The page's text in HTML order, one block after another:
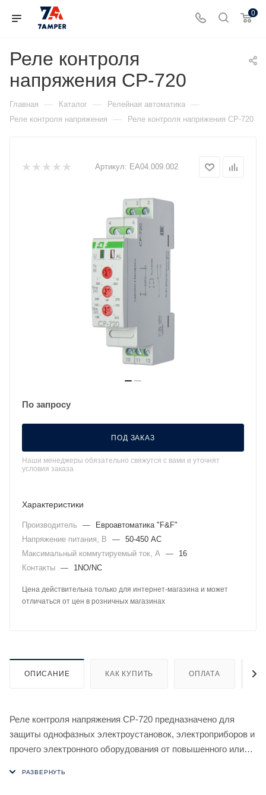
0
Реле контроля
напряжения CP-720
Главная — Каталог — Релейная автоматика —
Реле контроля напряжения — Реле контроля напряжения CP-720
Артикул: EA04.009.002
По запросу
ПОД ЗАКАЗ
Наши менеджеры обязательно свяжутся с вами и уточнят
условия заказа
Характеристики
Производитель —
Евроавтоматика "F&F"
Напряжение питания, В
— 50-450 AC
Максимальный коммутируемый ток, А —
16
Контакты — 1NO/NC
Цена действительна только для интернет-магазина и может
отличаться от цен в розничных магазинах
ОПИСАНИЕ КАК КУПИТЬ ОПЛАТА
Реле контроля напряжения CP-720 предназначено для
защиты однофазных электроустановок, электроприборов и
прочего электронного оборудования от повышенного или